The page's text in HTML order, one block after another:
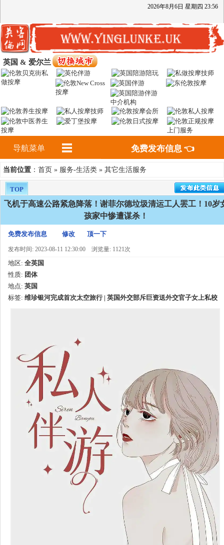
2026年8月 6日 星期四 23:56
英国 & 爱尔兰
导航菜单 免费发布信息 👈
当前位置 ： 首页 » 服务-生活类 » 其它生活服务
TOP
飞机于高速公路紧急降落！谢菲尔德垃圾清运工人罢工！10岁
孩家中惨遭谋杀！
免费发布信息 修改 顶一下
发布时间: 2023-08-11 12:30:00 浏览量: 1121次
地区: 全英国
性质: 团体
地点: 英国
标签: 维珍银河完成首次太空旅行 | 英国外交部斥巨资送外交官子女上私校